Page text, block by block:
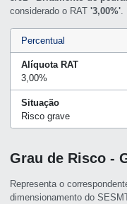
considerado o RAT'3,00%'.
Percentual
Alíquota RAT
3,00%
Situação
Risco grave
Grau de Risco -
Representa o
dimensionamento do